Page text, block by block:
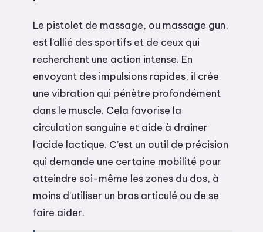
Le pistolet de massage, ou massage gun,
est l’allié des sportifs et de ceux qui
recherchent une action intense. En
envoyant des impulsions rapides, il crée
une vibration qui pénètre profondément
dans le muscle. Cela favorise la
circulation sanguine et aide à drainer
l’acide lactique. C’est un outil de précision
qui demande une certaine mobilité pour
atteindre soi-même les zones du dos, à
moins d’utiliser un bras articulé ou de se
faire aider.